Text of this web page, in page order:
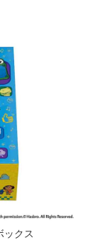
ックス